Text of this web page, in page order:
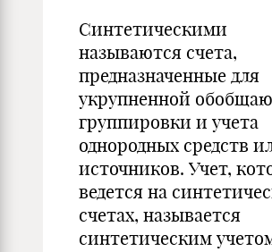
Синтетическими
называются счета,
предназначенные для
укрупненной
группировки и учета
однородных средств
источников. Учет,
ведется на
счетах, называется
синтетическим